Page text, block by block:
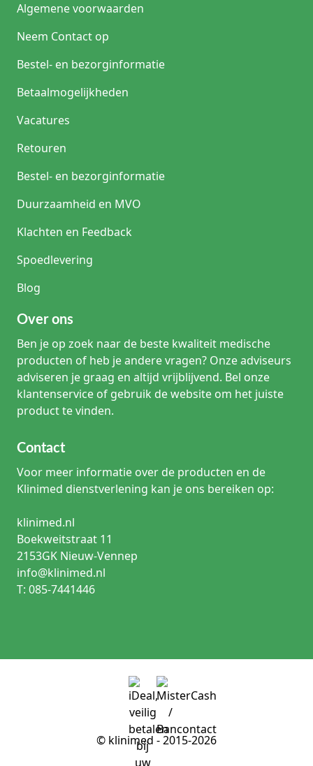
Algemene voorwaarden
Neem Contact op
Bestel- en bezorginformatie
Betaalmogelijkheden
Vacatures
Retouren
Bestel- en bezorginformatie
Duurzaamheid en MVO
Klachten en Feedback
Spoedlevering
Blog
Over ons
Ben je op zoek naar de beste kwaliteit medische
producten of heb je andere vragen? Onze adviseurs
adviseren je graag en altijd vrijblijvend. Bel onze
klantenservice of gebruik de website om het juiste
product te vinden.
Contact
Voor meer informatie over de producten en de
Klinimed dienstverlening kan je ons bereiken op:
klinimed.nl
Boekweitstraat 11
2153GK Nieuw-Vennep
info@klinimed.nl
T: 085-7441446
© klinimed - 2015-2026